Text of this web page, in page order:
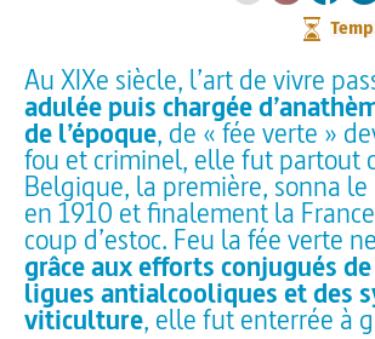
Au XIXe siècle, l’art de vivre
adulée puis chargée
de l’époque, de « fée verte »
fou et criminel, elle fut partout
Belgique, la première, sonna
en 1910 et finalement la
coup d’estoc. Feu la fée verte
grâce aux efforts conjugués
ligues antialcooliques et des
viticulture, elle fut enterrée à